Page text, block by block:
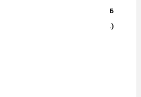
Б
.)